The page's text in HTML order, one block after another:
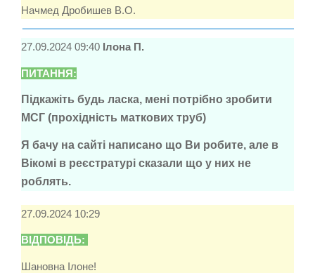
Начмед Дробишев В.О.
27.09.2024 09:40 Ілона П.
ПИТАННЯ:
Підкажіть будь ласка, мені потрібно зробити
МСГ (прохідність маткових труб)
Я бачу на сайті написано що Ви робите, але в
Вікомі в реєстратурі сказали що у них не
роблять.
27.09.2024 10:29
ВІДПОВІДЬ:
Шановна Ілоне!